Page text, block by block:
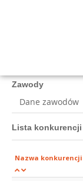
Zawody
Dane zawodów
Lista konkurencji
Nazwa konkurencji